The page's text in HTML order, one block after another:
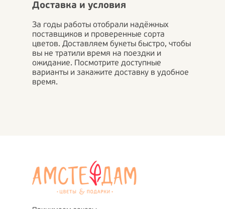
Доставка и условия
За годы работы отобрали надёжных
поставщиков и проверенные сорта
цветов. Доставляем букеты быстро, чтобы
вы не тратили время на поездки и
ожидание. Посмотрите доступные
варианты и закажите доставку в удобное
время.